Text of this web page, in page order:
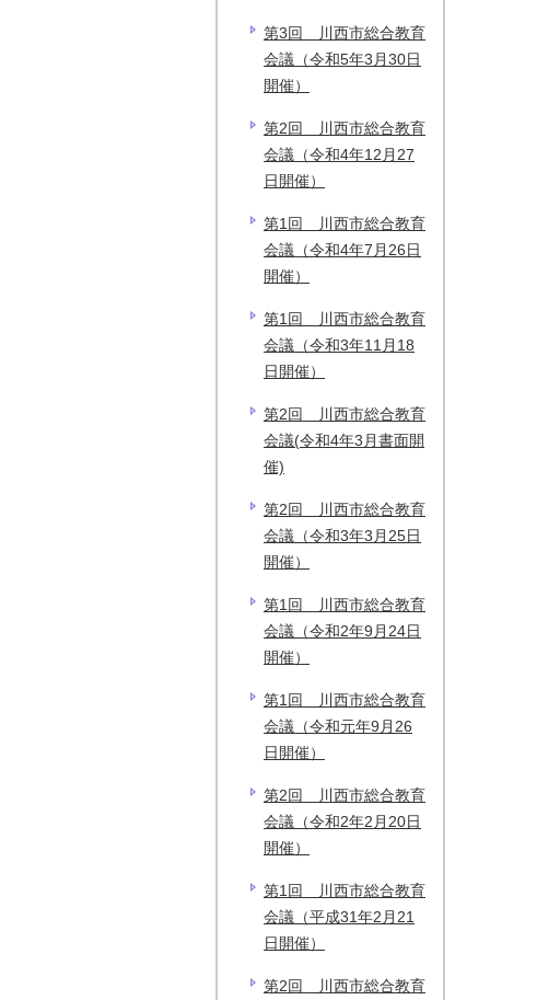
第3回 川西市総合教育
会議（令和5年3月30日
開催）
第2回 川西市総合教育
会議（令和4年12月27
日開催）
第1回 川西市総合教育
会議（令和4年7月26日
開催）
第1回 川西市総合教育
会議（令和3年11月18
日開催）
第2回 川西市総合教育
会議(令和4年3月書面開
催)
第2回 川西市総合教育
会議（令和3年3月25日
開催）
第1回 川西市総合教育
会議（令和2年9月24日
開催）
第1回 川西市総合教育
会議（令和元年9月26
日開催）
第2回 川西市総合教育
会議（令和2年2月20日
開催）
第1回 川西市総合教育
会議（平成31年2月21
日開催）
第2回 川西市総合教育